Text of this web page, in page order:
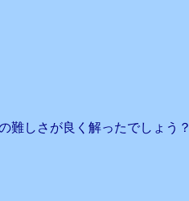
難しさが良く解ったでしょう？